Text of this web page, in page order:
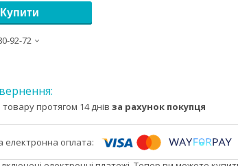
Купити
92-72
протягом 14 днів за рахунок покупця